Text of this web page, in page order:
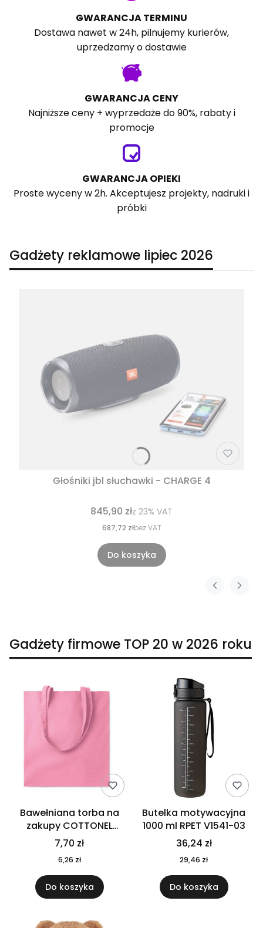
GWARANCJA TERMINU
Dostawa nawet w 24h, pilnujemy kurierów,
uprzedzamy o dostawie
GWARANCJA CENY
Najniższe ceny + wyprzedaże do 90%, rabaty i
promocje
GWARANCJA OPIEKI
Proste wyceny w 2h. Akceptujesz projekty, nadruki i
próbki
Gadżety reklamowe lipiec 2026
Głośniki jbl słuchawki - CHARGE 4
845,90 złz 23% VAT
687,72 złbez VAT
Do koszyka
Gadżety firmowe TOP 20 w 2026 roku
Bawełniana torba na
zakupy COTTONEL
COLOUR++ MO9846-11
7,70 zł
6,26 zł
Do koszyka
Butelka motywacyjna
1000 ml RPET V1541-03
36,24 zł
29,46 zł
Do koszyka